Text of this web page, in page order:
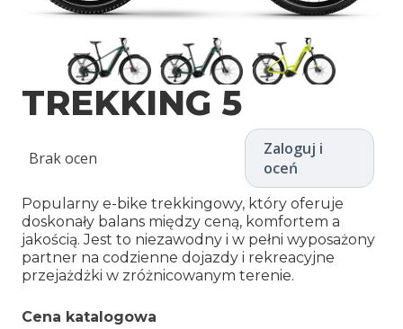
TREKKING 5
Brak ocen
Zaloguj i
oceń
Popularny e-bike trekkingowy, który oferuje
doskonały balans między ceną, komfortem a
jakością. Jest to niezawodny i w pełni wyposażony
partner na codzienne dojazdy i rekreacyjne
przejażdżki w zróżnicowanym terenie.
Cena katalogowa